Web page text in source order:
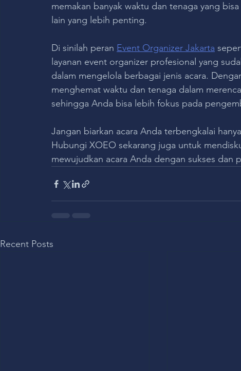
memakan banyak waktu dan tenaga yang
lain yang lebih penting.
Di sinilah peran Event Organizer Jakarta
layanan event organizer profesional yang
dalam mengelola berbagai jenis acara.
menghemat waktu dan tenaga dalam
sehingga Anda bisa lebih fokus pada
Jangan biarkan acara Anda terbengkalai
Hubungi XOEO sekarang juga untuk
mewujudkan acara Anda dengan sukses dan
Recent Posts